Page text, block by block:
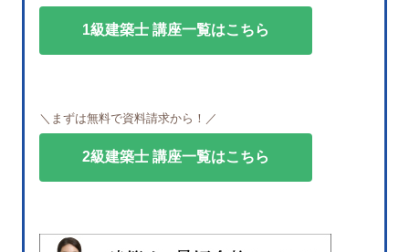
1級建築士 講座一覧はこちら
＼まずは無料で資料請求から！／
2級建築士 講座一覧はこちら